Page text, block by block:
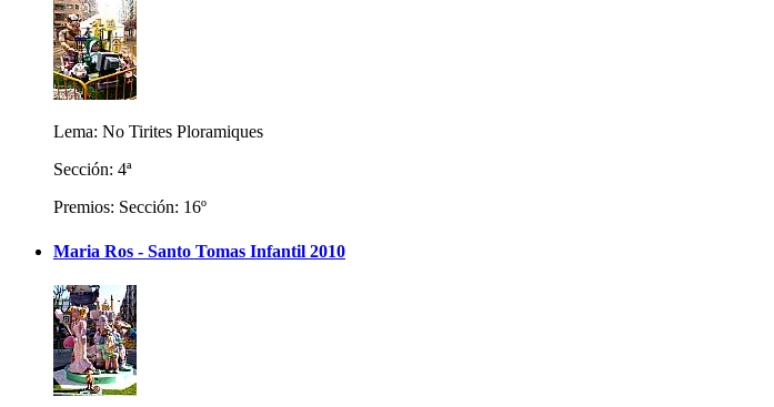
Lema: No Tirites Ploramiques
Sección: 4ª
Premios: Sección: 16º
Maria Ros - Santo Tomas Infantil 2010